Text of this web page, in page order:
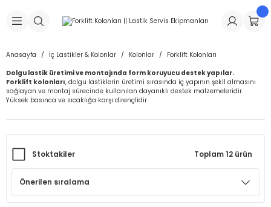
Makineleri
Dolgu Lastikleri
& Sibop İlaveleri
Tüpü
& Spreyler
Makinesi Yedek Parçaları
Anasayfa İç Lastikler & Kolonlar Kolonlar
Forklift Kolonları
Dolgu lastik üretimi ve montajında form koruyucu destek yapılar.
Forklift kolonları, dolgu lastiklerin üretimi sırasında iç yapının şekil almasını
sağlayan ve montaj sürecinde kullanılan dayanıklı destek malzemeleridir.
Yüksek basınca ve sıcaklığa karşı dirençlidir.
Stoktakiler Toplam 12 ürün